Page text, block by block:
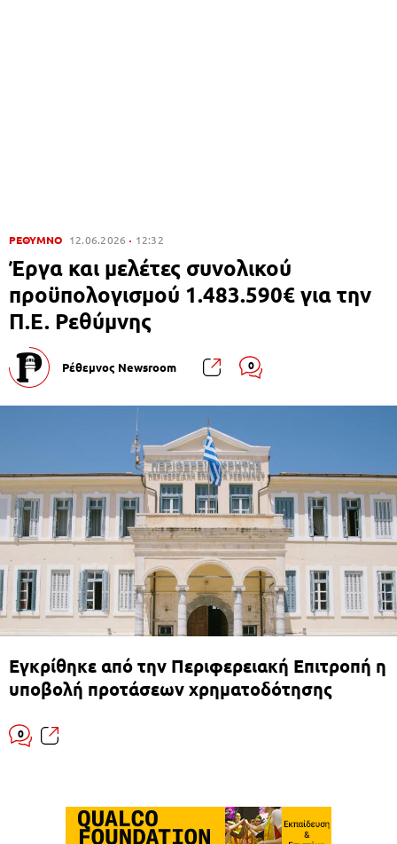
ΡΕΘΥΜΝΟ 12.06.2026 12:32
Έργα και μελέτες συνολικού
προϋπολογισμού 1.483.590€ για την
Π.Ε. Ρεθύμνης
Ρέθεμνος Newsroom 0
Εγκρίθηκε από την Περιφερειακή Επιτροπή η
υποβολή προτάσεων χρηματοδότησης
0